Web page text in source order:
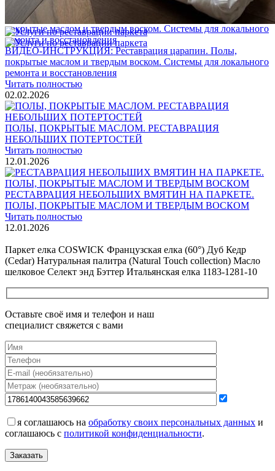
Интересные статьи о паркете Coswick
ВИДЕО-ИНСТРУКЦИЯ: Реставрация царапин. Полы,
покрытые маслом и твердым воском. Системы для локального
ремонта и восстановления
Читать полностью
02.02.2026
ПОЛЫ, ПОКРЫТЫЕ МАСЛОМ. РЕСТАВРАЦИЯ
НЕБОЛЬШИХ ПОТЕРТОСТЕЙ
Читать полностью
12.01.2026
РЕСТАВРАЦИЯ НЕБОЛЬШИХ ВМЯТИН НА ПАРКЕТЕ.
ПОЛЫ, ПОКРЫТЫЕ МАСЛОМ И ТВЕРДЫМ ВОСКОМ
Читать полностью
12.01.2026
Паркет елка COSWICK Французская елка (60°) Дуб Кедр
(Cedar) Натуральная палитра (Natural Touch collection) Масло
шелковое Селект энд Бэттер Итальянская елка 1183-1281-10
Оставьте своё имя и телефон и наш
специалист свяжется с вами
я соглашаюсь на обработку своих персональных данных и
соглашаюсь с политикой конфиденциальности.
Заказать